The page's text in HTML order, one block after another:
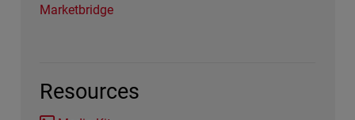
Marketbridge
Resources